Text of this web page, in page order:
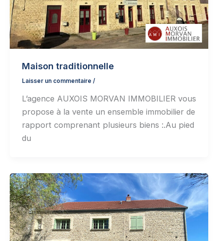
Maison traditionnelle
Laisser un commentaire /
L’agence AUXOIS MORVAN IMMOBILIER vous
propose à la vente un ensemble immobilier de
rapport comprenant plusieurs biens :.Au pied
du